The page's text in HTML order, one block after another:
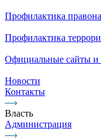
Профилактика
Профилактика
Официальные сайты и
Новости
Контакты
Власть
Администрация